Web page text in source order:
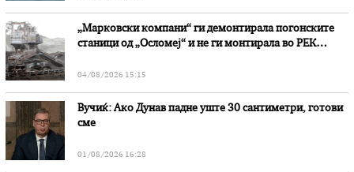
„Марковски компани“ ги демонтирала погонските
станици од „Осломеј“ и не ги монтирала во РЕК
04/08/2026 15:15
Вучиќ: Ако Дунав падне уште 30 сантиметри, готови
сме
01/08/2026 16:28